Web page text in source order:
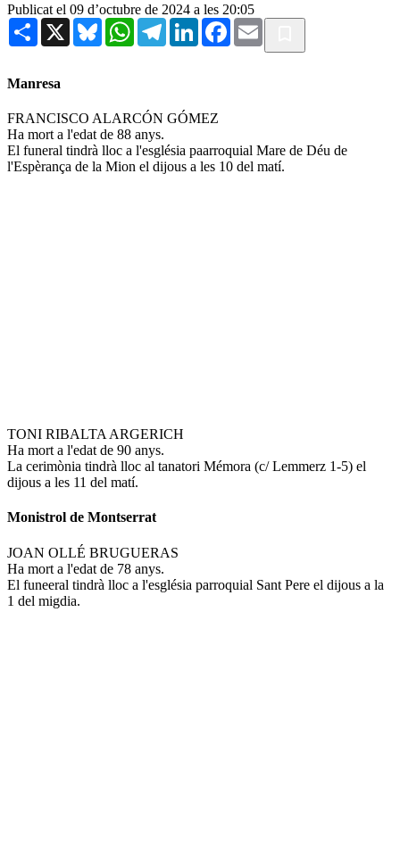
Publicat el 09 d’octubre de 2024 a les 20:05
Share X BlueskyWhatsAppTelegramLinkedInFacebook
Email
Manresa
FRANCISCO ALARCÓN GÓMEZ
Ha mort a l'edat de 88 anys.
El funeral tindrà lloc a l'església paarroquial Mare de Déu de
l'Espèrança de la Mion el dijous a les 10 del matí.
TONI RIBALTA ARGERICH
Ha mort a l'edat de 90 anys.
La cerimònia tindrà lloc al tanatori Mémora (c/ Lemmerz 1-5) el
dijous a les 11 del matí.
Monistrol de Montserrat
JOAN OLLÉ BRUGUERAS
Ha mort a l'edat de 78 anys.
El funeeral tindrà lloc a l'església parroquial Sant Pere el dijous a la
1 del migdia.